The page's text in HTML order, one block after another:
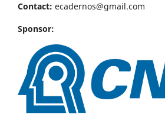
Contact: ecadernos@gmail.com
Sponsor: